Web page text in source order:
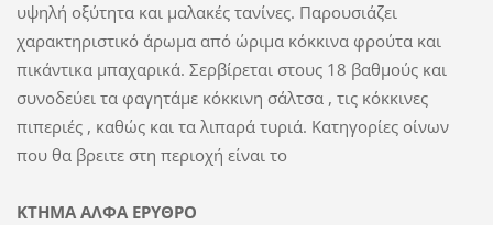
υψηλή οξύτητα και μαλακές τανίνες. Παρουσιάζει
χαρακτηριστικό άρωμα από ώριμα κόκκινα φρούτα και
πικάντικα μπαχαρικά. Σερβίρεται στους 18 βαθμούς και
συνοδεύει τα φαγητάμε κόκκινη σάλτσα , τις κόκκινες
πιπεριές , καθώς και τα λιπαρά τυριά. Κατηγορίες οίνων
που θα βρειτε στη περιοχή είναι το
ΚΤΗΜΑ ΑΛΦΑ ΕΡΥΘΡΟ